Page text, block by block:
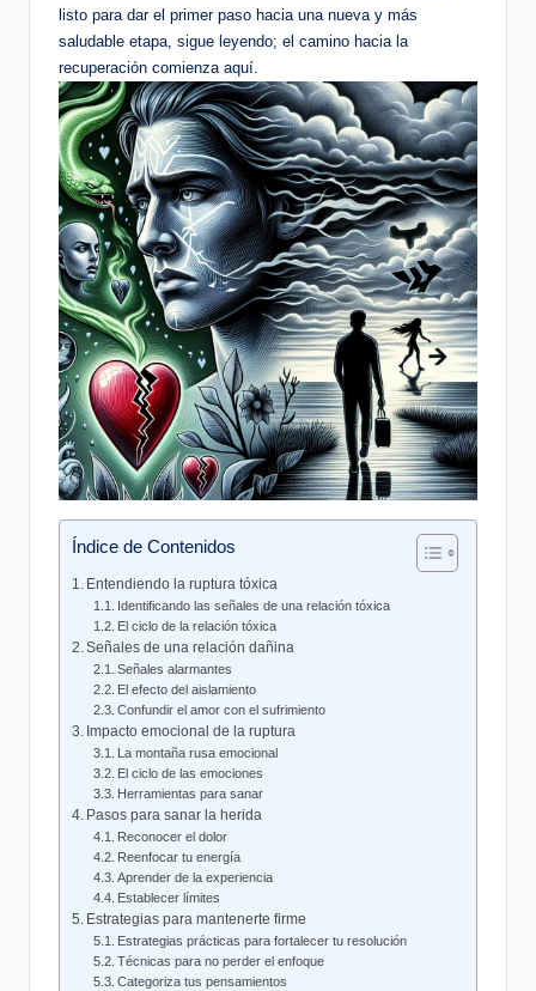
listo para dar el primer paso hacia una nueva y más
saludable etapa, sigue leyendo; el camino hacia la
recuperación comienza aquí.
Índice de Contenidos
Entendiendo la ruptura tóxica
Identificando las señales de una relación tóxica
El ciclo de la relación tóxica
Señales de una relación dañina
Señales alarmantes
El efecto del aislamiento
Confundir el amor con el sufrimiento
Impacto emocional de la ruptura
La montaña rusa emocional
El ciclo de las emociones
Herramientas para sanar
Pasos para sanar la herida
Reconocer el dolor
Reenfocar tu energía
Aprender de la experiencia
Establecer límites
Estrategias para mantenerte firme
Estrategias prácticas para fortalecer tu resolución
Técnicas para no perder el enfoque
Categoriza tus pensamientos